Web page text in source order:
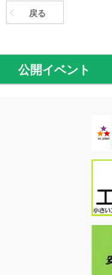
戻る
公開イベント